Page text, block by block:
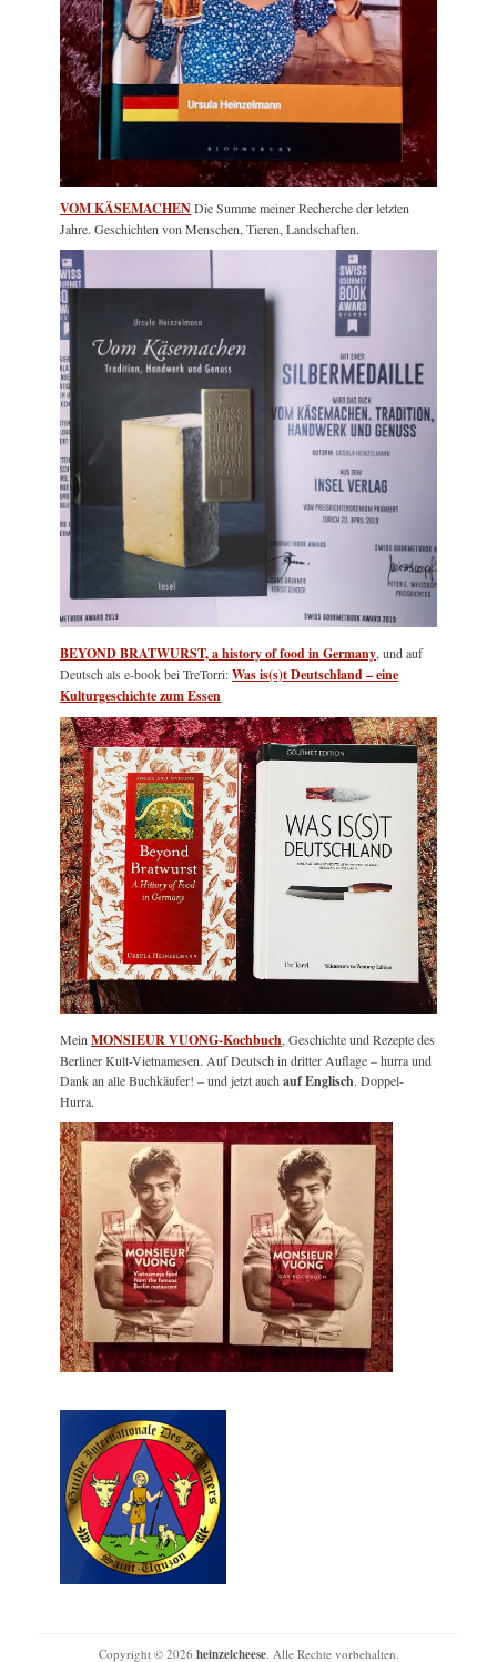
VOM KÄSEMACHENDie Summe meiner Recherche der letzten
Jahre. Geschichten von Menschen, Tieren, Landschaften.
BEYOND BRATWURST, a history of food in Germany, und auf
Deutsch als e-book bei TreTorri:Was is(s)t Deutschland – eine
Kulturgeschichte zum Essen
MeinMONSIEUR VUONG-Kochbuch, Geschichte und Rezepte des
Berliner Kult-Vietnamesen. Auf Deutsch in dritter Auflage – hurra und
Dank an alle Buchkäufer! – und jetzt auchauf Englisch. Doppel-
Hurra.
Copyright © 2026 heinzelcheese. Alle Rechte vorbehalten.